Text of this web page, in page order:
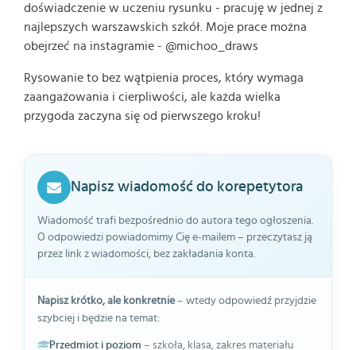
doświadczenie w uczeniu rysunku - pracuję w jednej z
najlepszych warszawskich szkół. Moje prace można
obejrzeć na instagramie - @michoo_draws
Rysowanie to bez wątpienia proces, który wymaga
zaangażowania i cierpliwości, ale każda wielka
przygoda zaczyna się od pierwszego kroku!
Napisz wiadomość do korepetytora
Wiadomość trafi bezpośrednio do autora tego ogłoszenia.
O odpowiedzi powiadomimy Cię e-mailem – przeczytasz ją
przez link z wiadomości, bez zakładania konta.
Napisz krótko, ale konkretnie– wtedy odpowiedź przyjdzie
szybciej i będzie na temat:
Przedmiot i poziom – szkoła, klasa, zakres materiału